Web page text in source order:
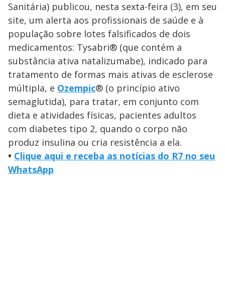
Sanitária) publicou, nesta sexta-feira (3), em seu
site, um alerta aos profissionais de saúde e à
população sobre lotes falsificados de dois
medicamentos: Tysabri® (que contém a
substância ativa natalizumabe), indicado para
tratamento de formas mais ativas de esclerose
múltipla, e Ozempic® (o princípio ativo
semaglutida), para tratar, em conjunto com
dieta e atividades físicas, pacientes adultos
com diabetes tipo 2, quando o corpo não
produz insulina ou cria resistência a ela.
• Clique aqui e receba as notícias do R7 no seu
WhatsApp